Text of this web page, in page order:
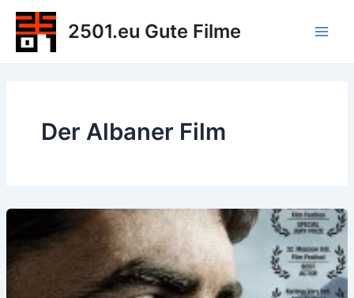
Zum
Inhalt
springen
2501.eu Gute Filme
Der Albaner Film